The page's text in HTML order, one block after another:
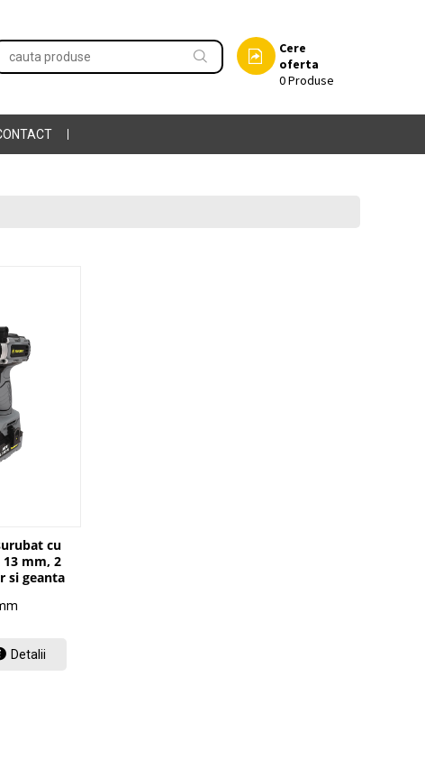
Cere
oferta
0Produse
cu
mm, 2
si geanta
Detalii